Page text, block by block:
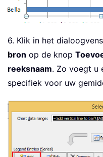
6. Klik in het
bron op de knop
reeksnaam. Zo voegt u
specifiek voor uw